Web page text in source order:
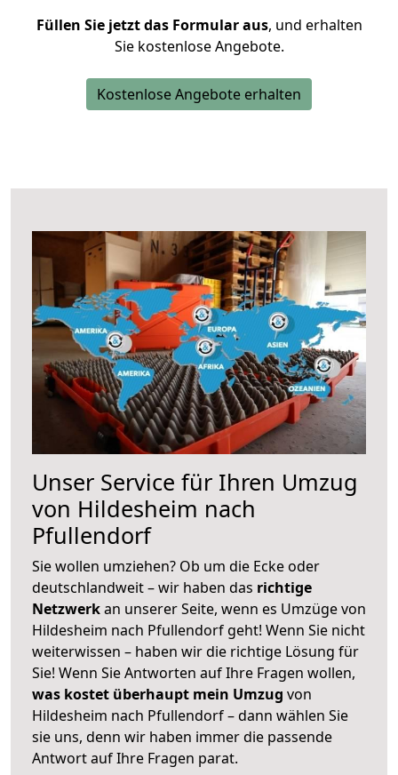
Füllen Sie jetzt das Formular aus, und erhalten
Sie kostenlose Angebote.
Kostenlose Angebote erhalten
Unser Service für Ihren Umzug
von Hildesheim nach
Pfullendorf
Sie wollen umziehen? Ob um die Ecke oder
deutschlandweit – wir haben das richtige
Netzwerkan unserer Seite, wenn es Umzüge von
Hildesheim nach Pfullendorf geht! Wenn Sie nicht
weiterwissen – haben wir die richtige Lösung für
Sie! Wenn Sie Antworten auf Ihre Fragen wollen,
was kostet überhaupt mein Umzug von
Hildesheim nach Pfullendorf – dann wählen Sie
sie uns, denn wir haben immer die passende
Antwort auf Ihre Fragen parat.